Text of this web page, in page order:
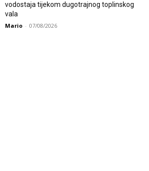
vodostaja tijekom dugotrajnog toplinskog
vala
Mario - 07/08/2026